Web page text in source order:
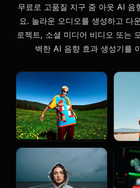
무료로 고품질 지구 줌 아웃 AI 음
요. 놀라운 오디오를 생성하고 다
로젝트, 소셜 미디어 비디오 또는
벽한 AI 음향 효과 생성기를